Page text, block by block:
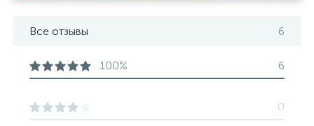
Все отзывы 6
100% 6
0